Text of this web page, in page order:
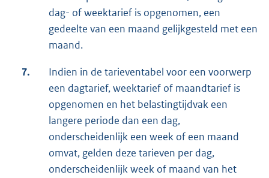
dag- of weektarief is opgenomen, een
gedeelte van een maand gelijkgesteld met een
maand.
7.
Indien in de tarieventabel voor een voorwerp
een dagtarief, weektarief of maandtarief is
opgenomen en het belastingtijdvak een
langere periode dan een dag,
onderscheidenlijk een week of een maand
omvat, gelden deze tarieven per dag,
onderscheidenlijk week of maand van het